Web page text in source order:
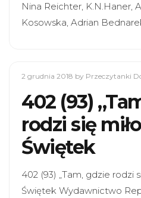
Nina Reichter, K.N.Haner,
Kosowska, Adrian
2 grudnia 2018 by Przeczytanki
402 (93)
rodzi się
Świętek
402 (93) „Tam, gdzie rodzi
Świętek Wydawnictwo